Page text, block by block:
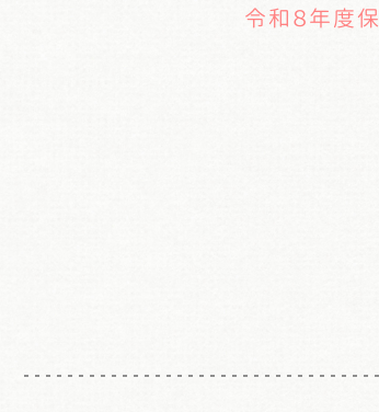
令和８年度